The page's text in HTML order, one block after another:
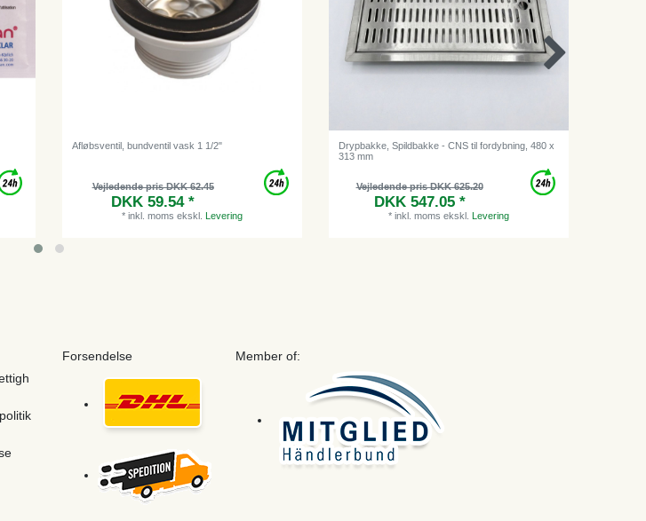
Afløbsventil, bundventil vask 1 1/2"
Vejledende pris DKK 62.45
DKK 59.54 *
* inkl. moms ekskl. Levering
Drypbakke, Spildbakke - CNS til fordybning, 480 x
313 mm
Vejledende pris DKK 625.20
DKK 547.05 *
* inkl. moms ekskl. Levering
Forsendelse Member of: